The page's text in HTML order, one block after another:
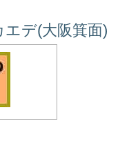
デ(大阪箕面)